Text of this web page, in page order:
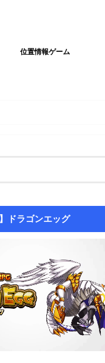
位置情報ゲーム
ドラゴンエッグ